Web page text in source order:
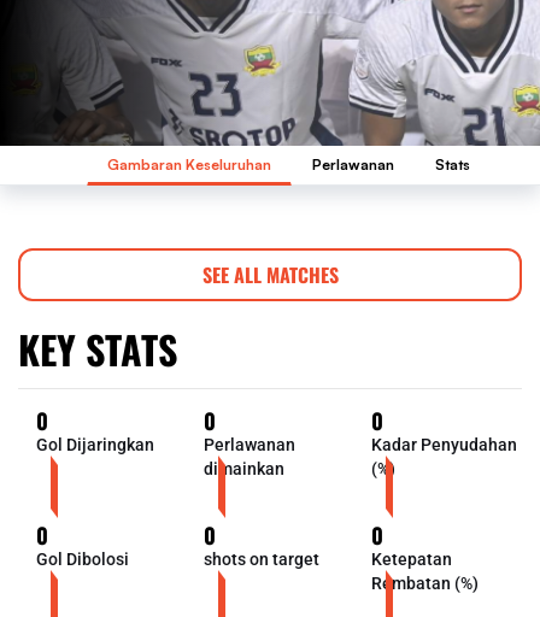
Gambaran Keseluruhan Perlawanan Stats
SEE ALL MATCHES
KEY STATS
0
Gol Dijaringkan
0
Perlawanan
dimainkan
0
Kadar Penyudahan
(%)
0
Gol Dibolosi
0
shots on target
0
Ketepatan
Rembatan (%)